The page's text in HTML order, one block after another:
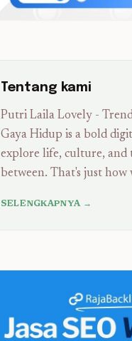
Tentang kami
Putri Laila Lovely -
Gaya Hidup is a bold
explore life, culture, and
between. That's just how
SELENGKAPNYA →